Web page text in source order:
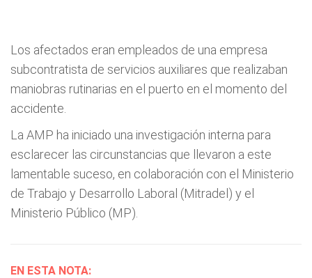
Los afectados eran empleados de una empresa
subcontratista de servicios auxiliares que realizaban
maniobras rutinarias en el puerto en el momento del
accidente.
La AMP ha iniciado una investigación interna para
esclarecer las circunstancias que llevaron a este
lamentable suceso, en colaboración con el Ministerio
de Trabajo y Desarrollo Laboral (Mitradel) y el
Ministerio Público (MP).
EN ESTA NOTA: